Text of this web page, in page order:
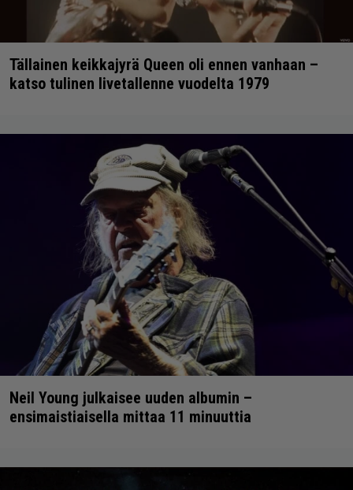
Tällainen keikkajyrä Queen oli ennen vanhaan –
katso tulinen livetallenne vuodelta 1979
Neil Young julkaisee uuden albumin –
ensimaistiaisella mittaa 11 minuuttia